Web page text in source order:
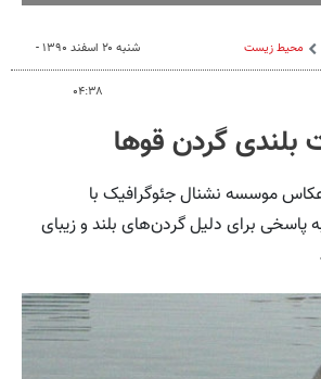
محیط زیست شنبه ۲۰ اسفند ۱۳۹۰ -
۰۴:۳۸
بلندی گردن قوها
موسسه نشنال جئوگرافیک با
پاسخی برای دلیل گردن‌های بلند و زیبای